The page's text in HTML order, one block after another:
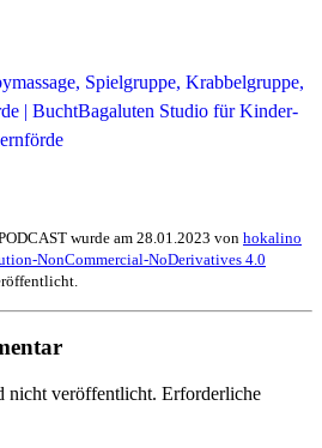
Spielgruppe, Krabbelgruppe,
| BuchtBagaluten Studio für Kinder-
wurde am 28.01.2023 von hokalino
NonCommercial-NoDerivatives 4.0
nicht veröffentlicht. Erforderliche